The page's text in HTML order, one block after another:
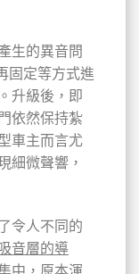
生的異音問
固定等方式進
升級後，即
依然保持紮
車主而言尤
細微聲響，
令人不同的
音層的導